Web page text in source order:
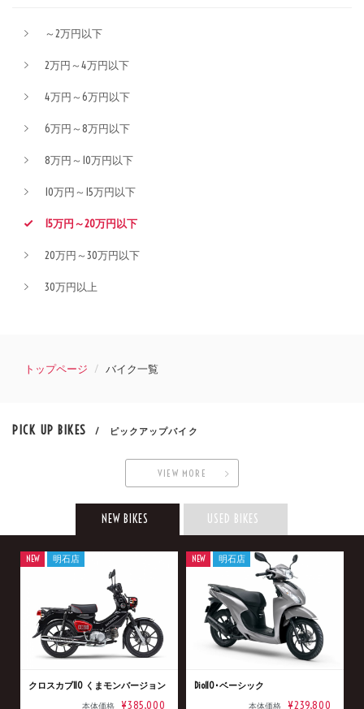
～2万円以下
2万円～4万円以下
4万円～6万円以下
6万円～8万円以下
8万円～10万円以下
10万円～15万円以下
15万円～20万円以下
20万円～30万円以下
30万円以上
トップページ バイク一覧
PICK UP BIKES / ピックアップバイク
VIEW MORE
NEW BIKES USED BIKES
クロスカブ110 くまモンバージョン
本体価格 ¥385,000
NEW 明石店
Dio110･ベーシック
本体価格 ¥239,800
NEW 明石店